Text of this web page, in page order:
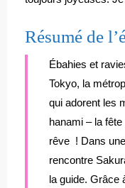
Résumé de
Ébahies et
Tokyo, la
qui adorent les
hanami – la
rêve ! Dans
rencontre
la guide. Grâce